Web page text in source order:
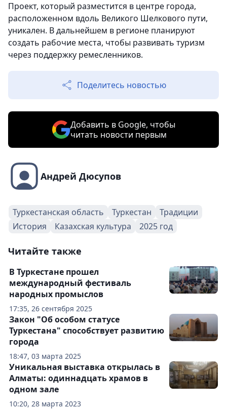
Проект, который разместится в центре города,
расположенном вдоль Великого Шелкового пути,
уникален. В дальнейшем в регионе планируют
создать рабочие места, чтобы развивать туризм
через поддержку ремесленников.
Поделитесь новостью
Добавить в Google, чтобы
читать новости первым
Андрей Дюсупов
Туркестанская область Туркестан
Традиции
История
Казахская культура 2025 год
Читайте также
17:35, 26 сентября 2025
В Туркестане прошел
международный фестиваль
народных промыслов
18:47, 03 марта 2025
Закон "Об особом статусе
Туркестана" способствует развитию
города
10:20, 28 марта 2023
Уникальная выставка открылась в
Алматы: одиннадцать храмов в
одном зале